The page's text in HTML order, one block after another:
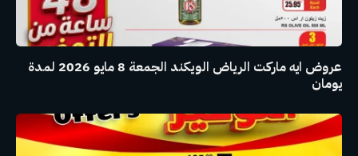
عروض ايه ماركت الرياض الويكند الجمعة 8 مايو 2026 لمدة
يومان